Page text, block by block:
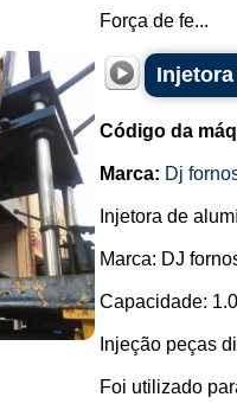
Força de fe...
Código da
Marca: Dj
Injetora de
Marca: DJ
Capacidade:
Injeção peças
Foi utilizado